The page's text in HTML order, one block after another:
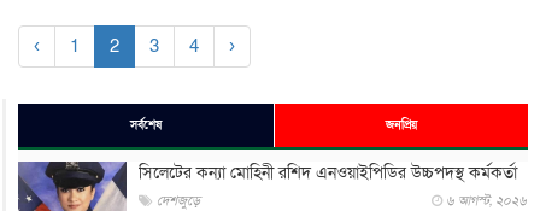
‹ 1 2 3 4 ›
সর্বশেষ জনপ্রিয়
সিলেটের কন্যা মোহিনী রশিদ এনওয়াইপিডির উচ্চপদস্থ কর্মকর্তা
দেশজুড়ে ৬ আগস্ট, ২০২৬